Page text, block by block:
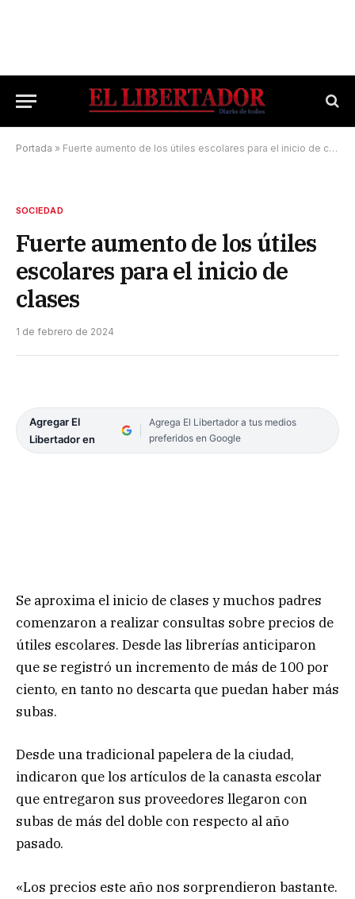
Portada » Fuerte aumento de los útiles escolares para el inicio de clases
SOCIEDAD
Fuerte aumento de los útiles
escolares para el inicio de
clases
1 de febrero de 2024
Agregar El
Libertador en
Agrega El Libertador a tus medios
preferidos en Google
Se aproxima el inicio de clases y muchos padres
comenzaron a realizar consultas sobre precios de
útiles escolares. Desde las librerías anticiparon
que se registró un incremento de más de 100 por
ciento, en tanto no descarta que puedan haber más
subas.
Desde una tradicional papelera de la ciudad,
indicaron que los artículos de la canasta escolar
que entregaron sus proveedores llegaron con
subas de más del doble con respecto al año
pasado.
«Los precios este año nos sorprendieron bastante.